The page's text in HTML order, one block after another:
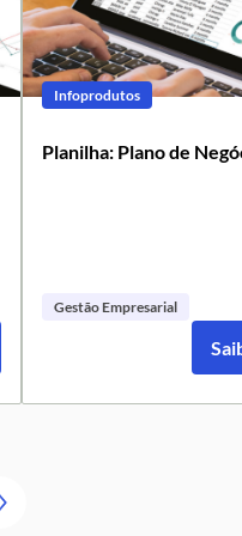
Infoprodutos
Planilha: Plano de
Gestão Empresarial